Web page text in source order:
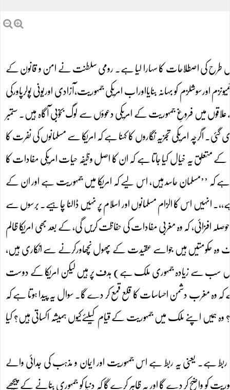
اس طرح کی اصطلاحات کا سہارا لیا ہے۔ رومی سلطنت نے امن و قانون کے
اورسوشلزم کو بہانہ بنایااوراب امریکی جمہوریت،آزادی اوریونی پولرپاورکی
میں فروغِ جمہوریت کے امریکی دعوؤں سے لوگ بخوبی آگاہ ہیں۔ ستمبر
گئی۔ اگرچہ امریکی تجزیہ نگاروں کا کہنا ہے کہ امریکا سے مسلمانوں کی نفرت کا
یہ خیال کیا جاتا ہے کہ ان کا اصل وظیفہ حیات امریکی مفادات کا
کہ ’’مسلمان حاسد ہیں، اس لیے کہ امریکا میں جمہوریت ہے اور ان کے
انہیں اس کا الزام مسلمانوں اور اسلام پر نہیں ڈالنا چاہیے۔ برسوں سے
افزائی، کہ وہ مغربی مفادات کی حفاظت کریں گی، کے بعد بھی امریکا ظالم
وہ حکومتیں ہیں جواسے عقیدت کے پھول نچھاورکرنے سے انکاری ہیں،
میں سب سے زیادہ جمہوری ملک ہے) ہدف پر ہیں لیکن امریکا کے دوست
مغرب دشمن احساسات کا قلع قمع کر دے گا۔ سوال یہ پیدا ہوتا ہے کہ
ہمیں اپنے ملک میں جمہوریت کے قیام کیلئےکیوں ہمیشہ اکساتی ہیں؟ کیا
ہے۔ یعنی یہ ربط ہے اس جمہوریت اور ایمان و مذہب کی جدائی والے
واضح کر دے گا اور یہ ظاہر کرے گا کہ دنیا کو جمہوری بنانے کے پیچھے